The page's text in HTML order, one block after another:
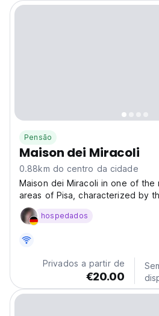
Pensão
Maison dei Miracoli
0.88km do centro da cidade
Maison dei Miracoli in one of the
areas of Pisa, characterized by
surround it will know offer a
duration of your stay. Located in
hospedados
Privados a partir de
€20.00